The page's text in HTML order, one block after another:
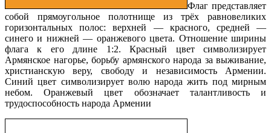
Флаг представляет
собой прямоугольное полотнище из трёх равновеликих
горизонтальных полос: верхней — красного, средней —
синего и нижней — оранжевого цвета. Отношение ширины
флага к его длине 1:2. Красный цвет символизирует
Армянское нагорье, борьбу армянского народа за выживание,
христианскую веру, свободу и независимость Армении.
Синий цвет символизирует волю народа жить под мирным
небом. Оранжевый цвет обозначает талантливость и
трудоспособность народа Армении